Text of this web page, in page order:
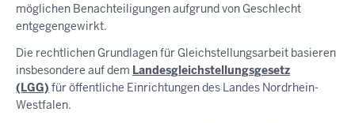
möglichen Benachteiligungen aufgrund von Geschlecht
entgegengewirkt.
Die rechtlichen Grundlagen für Gleichstellungsarbeit basieren
insbesondere auf dem Landesgleichstellungsgesetz
(LGG) für öffentliche Einrichtungen des Landes Nordrhein-
Westfalen.